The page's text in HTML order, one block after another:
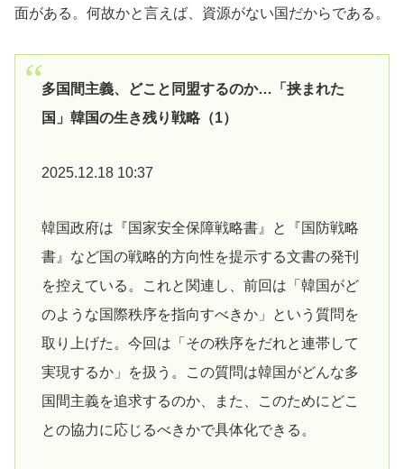
面がある。何故かと言えば、資源がない国だからである。
多国間主義、どこと同盟するのか…「挟まれた
国」韓国の生き残り戦略（1）
2025.12.18 10:37
韓国政府は『国家安全保障戦略書』と『国防戦略
書』など国の戦略的方向性を提示する文書の発刊
を控えている。これと関連し、前回は「韓国がど
のような国際秩序を指向すべきか」という質問を
取り上げた。今回は「その秩序をだれと連帯して
実現するか」を扱う。この質問は韓国がどんな多
国間主義を追求するのか、また、このためにどこ
との協力に応じるべきかで具体化できる。